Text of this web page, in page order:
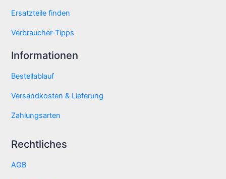
Ersatzteile finden
Verbraucher-Tipps
Informationen
Bestellablauf
Versandkosten & Lieferung
Zahlungsarten
Rechtliches
AGB